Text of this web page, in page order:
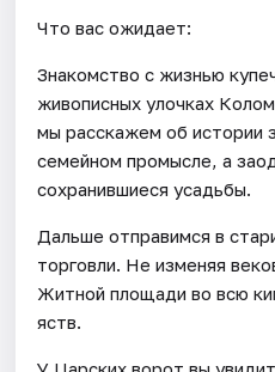
Что вас ожидает:
Знакомство с жизнью
живописных улочках
мы расскажем об истории
семейном промысле, а
сохранившиеся усадьбы.
Дальше отправимся в
торговли. Не изменяя
Житной площади во всю
яств.